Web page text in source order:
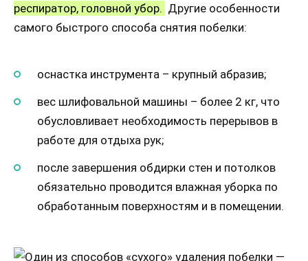
респиратор, головной убор. Другие особенности
самого быстрого способа снятия побелки:
оснастка инструмента – крупный абразив;
вес шлифовальной машины – более 2 кг, что
обусловливает необходимость перерывов в
работе для отдыха рук;
после завершения обдирки стен и потолков
обязательно проводится влажная уборка по
обработанным поверхностям и в помещении.